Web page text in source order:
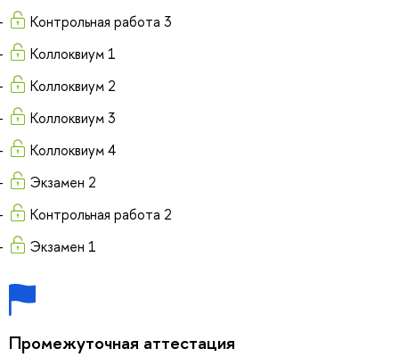
Контрольная работа 3
Коллоквиум 1
Коллоквиум 2
Коллоквиум 3
Коллоквиум 4
Экзамен 2
Контрольная работа 2
Экзамен 1
Промежуточная аттестация